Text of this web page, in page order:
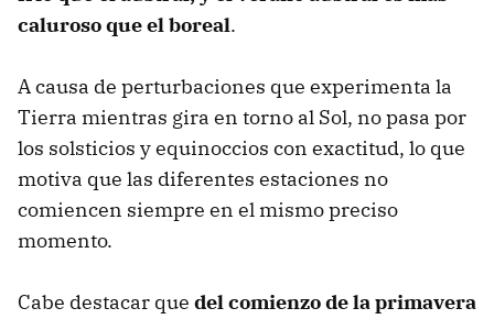
caluroso que el boreal.
A causa de perturbaciones que experimenta la
Tierra mientras gira en torno al Sol, no pasa por
los solsticios y equinoccios con exactitud, lo que
motiva que las diferentes estaciones no
comiencen siempre en el mismo preciso
momento.
Cabe destacar que del comienzo de la primavera